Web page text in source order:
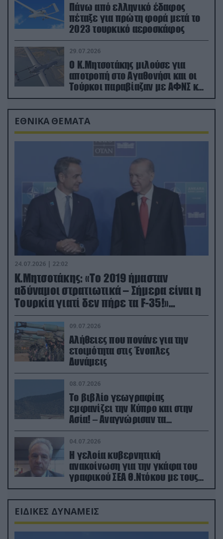
Πάνω από ελληνικό έδαφος
πέταξε για πρώτη φορά μετά το
2023 τουρκικό αεροσκάφος
29.07.2026
Ο Κ.Μητσοτάκης μιλούσε για
αποτροπή στο Αγαθονήσι και οι
Τούρκοι παραβίαζαν με ΑΦΝΣ και
drone
ΕΘΝΙΚΑ ΘΕΜΑΤΑ
24.07.2026 | 22:02
Κ.Μητσοτάκης: «Το 2019 ήμασταν
αδύναμοι στρατιωτικά – Σήμερα είναι η
Τουρκία γιατί δεν πήρε τα F-35!»
(βίντεο)
09.07.2026
Αλήθειες που πονάνε για την
ετοιμότητα στις Ένοπλες
Δυνάμεις
08.07.2026
Το βιβλίο γεωγραφίας
εμφανίζει την Κύπρο και στην
Ασία! – Αναγνώρισαν τα
κατεχόμενα; (φωτο)
04.07.2026
Η γελοία κυβερνητική
ανακοίνωση για την γκάφα του
γραφικού ΣΕΑ Θ.Ντόκου με τους
Ρώσους φαρσέρ
ΕΙΔΙΚΕΣ ΔΥΝΑΜΕΙΣ